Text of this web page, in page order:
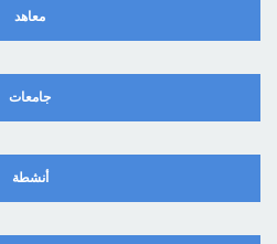
معاهد
جامعات
أنشطة